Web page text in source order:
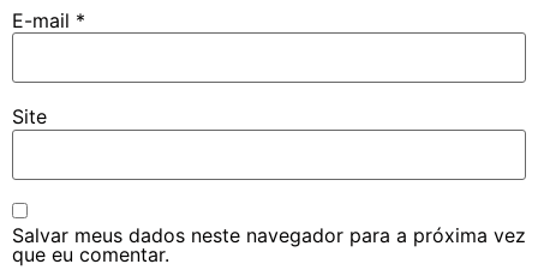
E-mail *
Site
Salvar meus dados neste navegador para a próxima vez
que eu comentar.